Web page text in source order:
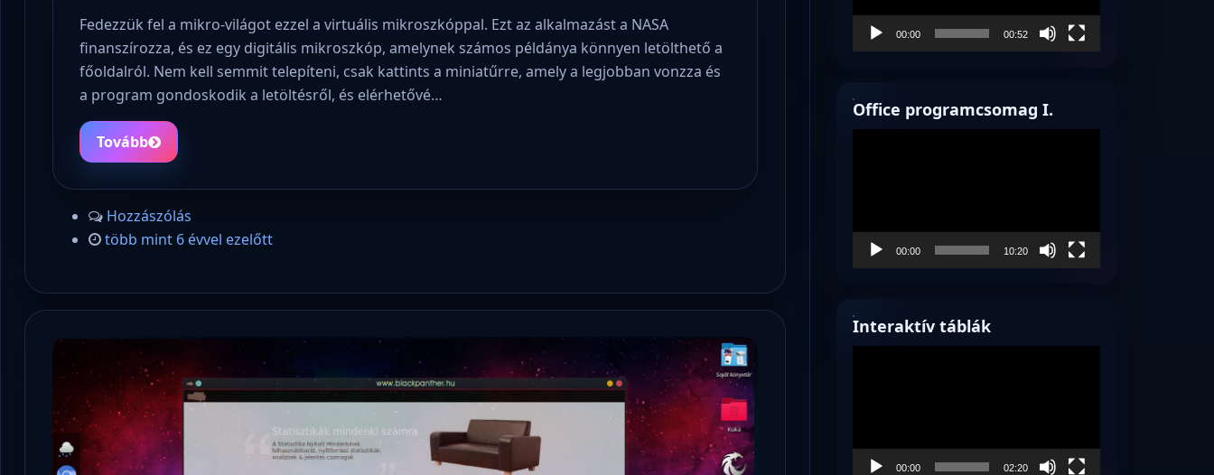
Fedezzük fel a mikro-világot ezzel a virtuális mikroszkóppal. Ezt az alkalmazást a NASA
finanszírozza, és ez egy digitális mikroszkóp, amelynek számos példánya könnyen letölthető a
főoldalról. Nem kell semmit telepíteni, csak kattints a miniatűrre, amely a legjobban vonzza és
a program gondoskodik a letöltésről, és elérhetővé…
Tovább
Hozzászólás
több mint 6 évvel ezelőtt
00:00 00:52
Office programcsomag I.
00:00 10:20
Interaktív táblák
00:00 02:20